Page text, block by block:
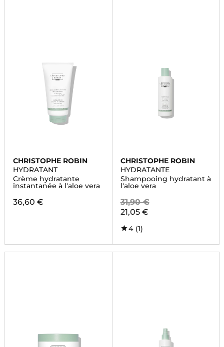
CHRISTOPHE ROBIN
HYDRATANT
Crème hydratante
instantanée à l'aloe vera
36,60 €
CHRISTOPHE ROBIN
HYDRATANTE
Shampooing hydratant à
l'aloe vera
31,90 €
21,05 €
4 (1)